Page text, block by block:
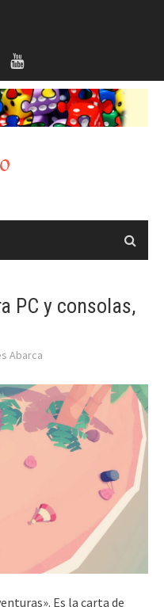
PC y consolas,
Abarca
Es la carta de